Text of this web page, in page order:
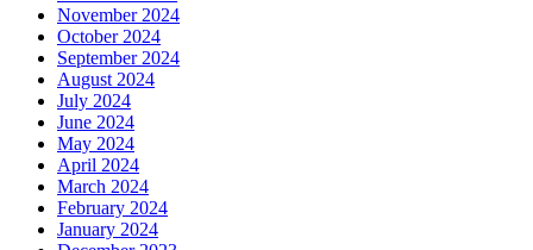
November 2024
October 2024
September 2024
August 2024
July 2024
June 2024
May 2024
April 2024
March 2024
February 2024
January 2024